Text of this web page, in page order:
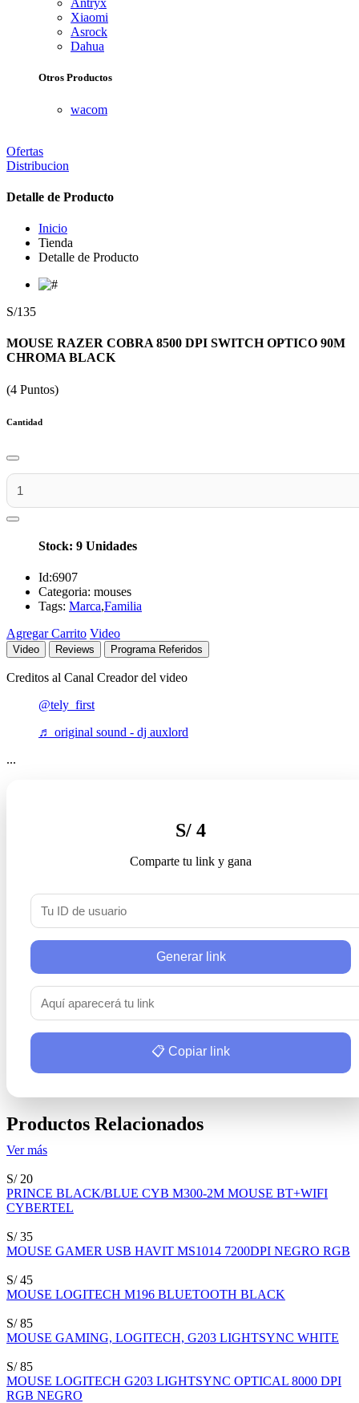
Antryx
Xiaomi
Asrock
Dahua
Otros Productos
wacom
Ofertas
Distribucion
Detalle de Producto
Inicio
Tienda
Detalle de Producto
S/135
MOUSE RAZER COBRA 8500 DPI SWITCH OPTICO 90M
CHROMA BLACK
(4 Puntos)
Cantidad
Stock: 9 Unidades
Id:6907
Categoria: mouses
Tags: Marca,Familia
Agregar Carrito Video
Video Reviews Programa Referidos
Creditos al Canal Creador del video
@tely_first
♬ original sound - dj auxlord
...
S/ 4
Comparte tu link y gana
Generar link
📋 Copiar link
Productos Relacionados
Ver más
S/ 20
PRINCE BLACK/BLUE CYB M300-2M MOUSE BT+WIFI
CYBERTEL
S/ 35
MOUSE GAMER USB HAVIT MS1014 7200DPI NEGRO RGB
S/ 45
MOUSE LOGITECH M196 BLUETOOTH BLACK
S/ 85
MOUSE GAMING, LOGITECH, G203 LIGHTSYNC WHITE
S/ 85
MOUSE LOGITECH G203 LIGHTSYNC OPTICAL 8000 DPI
RGB NEGRO